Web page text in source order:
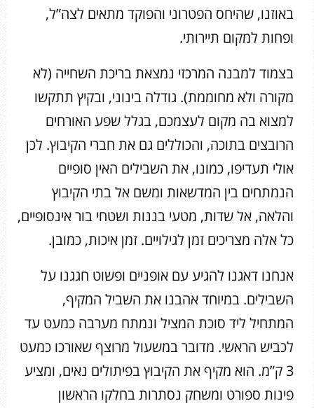
באוזנו, שהיחס הפטרוני והפוקד מתאים לצה”ל,
ופחות למקום תיירותי.
בצמוד למבנה המרכזי נמצאת בריכת השחייה (לא
מקורה ולא מחוממת). גודלה בינוני, ובקיץ תתקשו
למצוא בה מקום לעצמכם, בגלל שפע האורחים
הרובצים בתוכה, והכוללים גם את חברי הקיבוץ. לכן
אולי תעדיפו, כמונו, את השבילים האין סופיים
הנמתחים בין המדשאות ומשם אל בתי הקיבוץ
והלאה, אל שדות, מטעי בננות ושטחי בור אינסופיים,
כל אלה מצריכים זמן לגילויים. זמן איכות, כמובן.
אנחנו דאגנו להגיע עם אופניים ופשוט חגגנו על
השבילים. במיוחד אהבנו את השביל המקיף,
המתחיל ליד סוכת המציל ונמתח מערבה כמעט עד
לכביש הראשי. מדובר במשעול מרוצף שאורכו כמעט
3 ק”מ. הוא מקיף את הקיבוץ בפיתולים נאים, ומציע
פינות ספורט ומשחק נסתרות בחלקו הראשון